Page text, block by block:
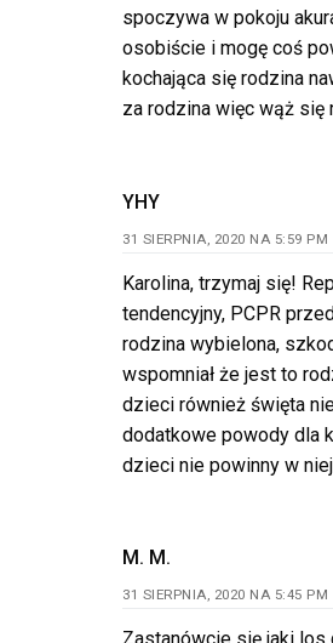
spoczywa w pokoju
osobiście i mogę coś
kochająca się rodzina
za rodzina więc wąż się
YHY
31 SIERPNIA, 2020 NA 5:59 PM
Karolina, trzymaj się!
tendencyjny, PCPR
rodzina wybielona,
wspomniał że jest to
dzieci również święta
dodatkowe powody dla
dzieci nie powinny w
M. M.
31 SIERPNIA, 2020 NA 5:45 PM